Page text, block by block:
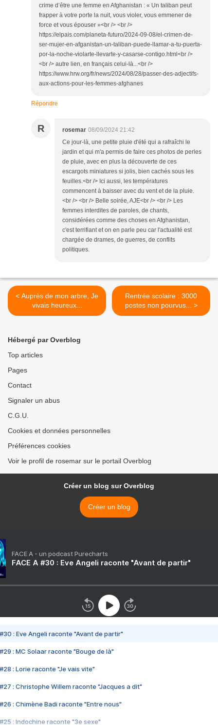
crime d’être une femme en Afghanistan : « Un taliban peut
frapper à votre porte la nuit, vous violer, vous emmener de
force et vous épouser »<br /> <br />
https://elpais.com/planeta-futuro/2024-09-08/el-crimen-de-
ser-mujer-en-afganistan-un-taliban-puede-llamar-a-tu-puerta-
por-la-noche-violarte-llevarte-y-casarse-contigo.html<br />
<br /> autre lien, en français celui-là...<br />
https://www.hrw.org/fr/news/2024/08/28/passer-des-adjectifs-
aux-actions-pour-les-femmes-afghanes
Répondre
R rosemar 08/09/2024 21:42
Ce jour-là, une petite pluie d'été qui a rafraîchi le
jardin et qui m'a permis de faire ces photos de perles
de pluie, avec en plus la découverte de ces
escargots miniatures si jolis, bien cachés sous les
feuilles.<br /> Ici aussi, les températures
commencent à baisser avec du vent et de la pluie.
<br /> <br /> Belle soirée, AJE<br /> <br /> Les
femmes interdites de paroles, de chants,
considérées comme des choses en Afghanistan,
c'est terrifiant et on en parle peu car l'actualité est
chargée de drames, de guerres, de conflits
politiques.
< Auprès de mon arbre, Je
vivais heureux...
Rentrée scolaire : 3000
postes non pourvus... >
Hébergé par Overblog
Top articles
Pages
Contact
Signaler un abus
C.G.U.
Cookies et données personnelles
Préférences cookies
Voir le profil de rosemar sur le portail Overblog
Créer un blog sur Overblog
Créer un blog
FACE A - un podcast Purecharts
FACE A #30 : Eve Angeli raconte "Avant de partir"
#30 : Eve Angeli raconte "Avant de partir"
#29 : MC Solaar raconte "Bouge de là"
#28 : Lorie raconte "Je vais vite"
#27 : Christophe Willem raconte "Jacques a dit"
#26 : Chimène Badi raconte "Entre nous"
#25 : Indochine raconte "3e sexe"